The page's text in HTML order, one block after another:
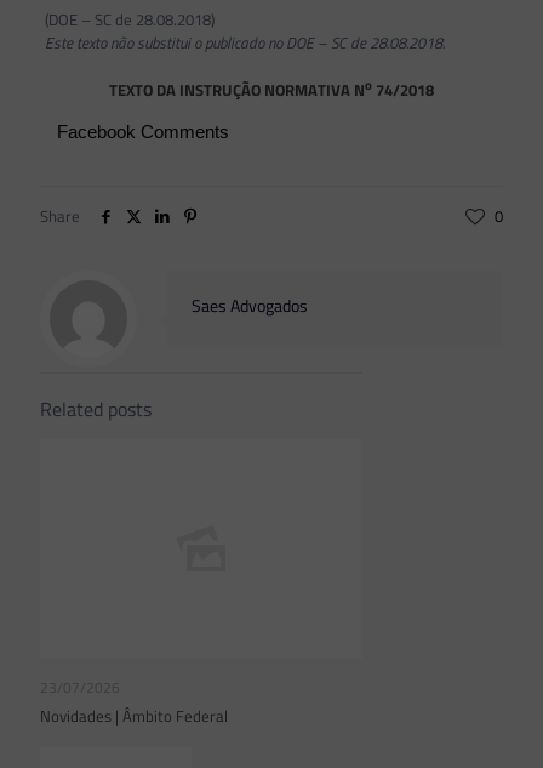
(DOE – SC de 28.08.2018)
Este texto não substitui o publicado no DOE – SC de 28.08.2018.
TEXTO DA INSTRUÇÃO NORMATIVA No74/2018
Facebook Comments
Share 0
Saes Advogados
Related posts
23/07/2026
Novidades | Âmbito Federal